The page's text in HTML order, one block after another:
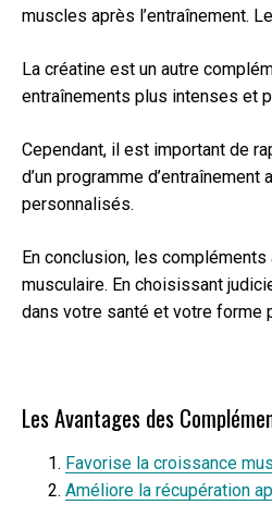
muscles après l’entraînement.
La créatine est un autre
entraînements plus intenses et
Cependant, il est important de
d’un programme
personnalisés.
En conclusion, les
musculaire. En choisissant
dans votre santé et votre forme
Les Avantages des
Favorise la croissance
Améliore la récupération